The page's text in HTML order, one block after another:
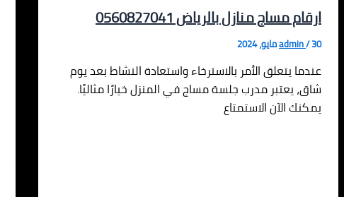
ارقام مساج منازل بالرياض 0560827041
admin/30 مايو، 2024
عندما يتعلق الأمر بالاسترخاء واستعادة النشاط بعد يوم
شاق، يعتبر مدرب جلسة مساج في المنزل خيارًا مثاليًا.
يمكنك الآن الاستمتاع